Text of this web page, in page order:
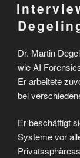
Dr. Martin
wie AI
Er arbeitete
bei
Er beschäftigt
Systeme vor